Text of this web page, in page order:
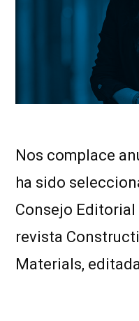
Nos complace
ha sido
Consejo
revista
Materials,